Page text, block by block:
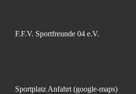
F.F.V. Sportfreunde 04 e.V.
Sportplatz Anfahrt (google-maps)